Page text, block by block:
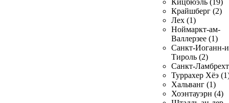
Кицбюэль (19)
Крайшберг (2)
Лех (1)
Ноймаркт-ам-
Валлерзее (1)
Санкт-Иоганн-
Тироль (2)
Санкт-
Туррахер Хёэ
Хальванг (1)
Хоэнтауэрн (4)